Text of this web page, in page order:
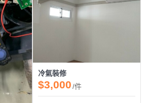
冷氣裝修
$3,000/件